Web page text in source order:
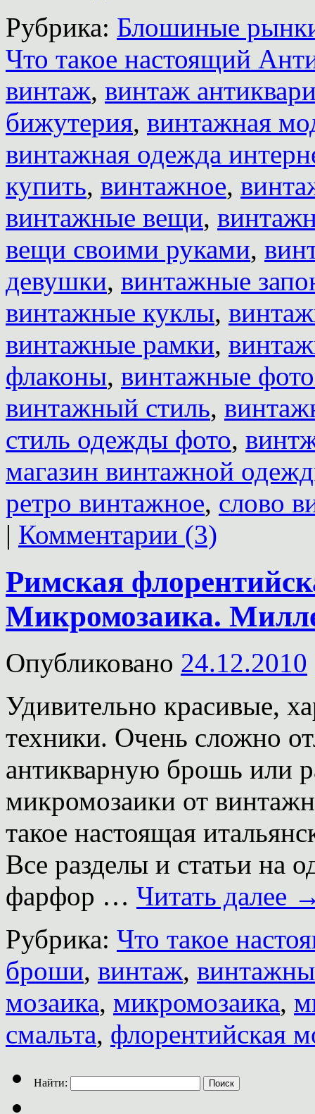
Рубрика: Блошиные
Что такое настоящий
винтаж, винтаж
бижутерия, винтажная
винтажная одежда
купить, винтажное,
винтажные вещи,
вещи своими руками,
девушки, винтажные
винтажные куклы,
винтажные рамки,
флаконы, винтажные
винтажный стиль,
стиль одежды фото,
магазин винтажной
ретро винтажное, слово
| Комментарии (3)
Римская
Микромозаика.
Опубликовано 24.12.2010
Удивительно красивые,
техники. Очень сложно
антикварную брошь или
микромозаики от
такое настоящая
Все разделы и статьи на
фарфор … Читать далее
Рубрика: Что такое
броши, винтаж,
мозаика, микромозаика,
смальта, флорентийская
Найти: